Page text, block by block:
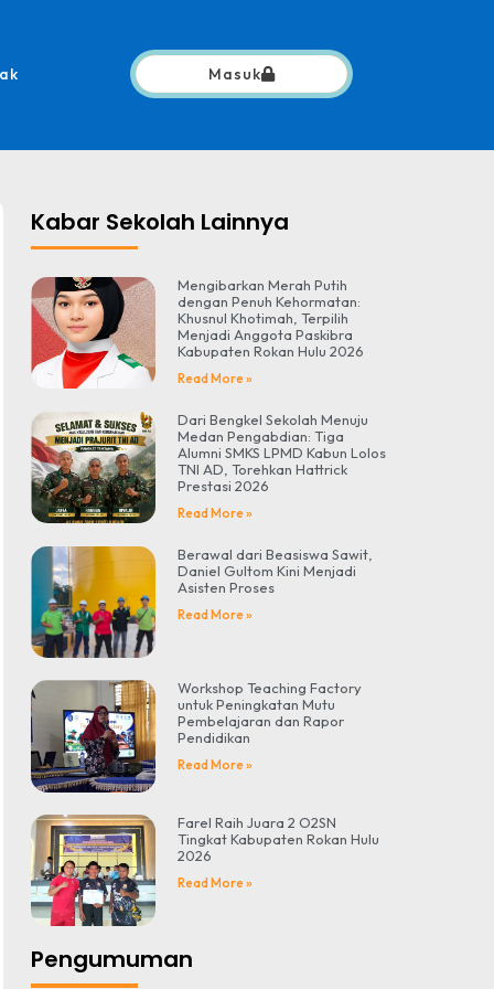
Masuk
Kabar Sekolah Lainnya
Mengibarkan Merah Putih
dengan Penuh Kehormatan:
Khusnul Khotimah, Terpilih
Menjadi Anggota Paskibra
Kabupaten Rokan Hulu 2026
Read More »
Dari Bengkel Sekolah Menuju
Medan Pengabdian: Tiga
Alumni SMKS LPMD Kabun Lolos
TNI AD, Torehkan Hattrick
Prestasi 2026
Read More »
Berawal dari Beasiswa Sawit,
Daniel Gultom Kini Menjadi
Asisten Proses
Read More »
Workshop Teaching Factory
untuk Peningkatan Mutu
Pembelajaran dan Rapor
Pendidikan
Read More »
Farel Raih Juara 2 O2SN
Tingkat Kabupaten Rokan Hulu
2026
Read More »
Pengumuman